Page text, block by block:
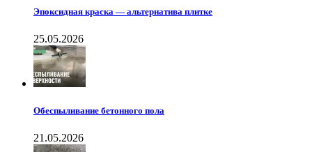
Эпоксидная краска — альтернатива плитке
25.05.2026
Обеспыливание бетонного пола
21.05.2026